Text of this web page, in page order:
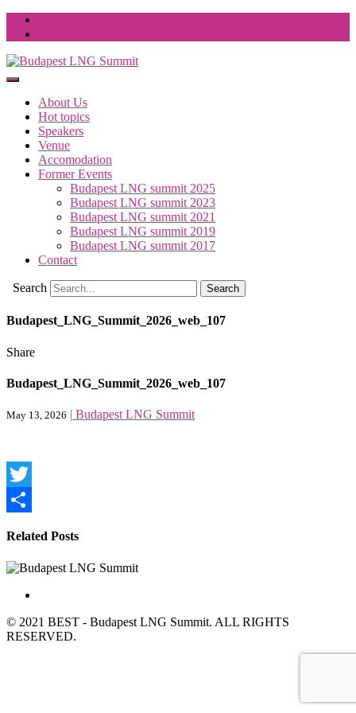
About Us
Hot topics
Speakers
Venue
Accomodation
Former Events
Budapest LNG summit 2025
Budapest LNG summit 2023
Budapest LNG summit 2021
Budapest LNG summit 2019
Budapest LNG summit 2017
Contact
Search
Budapest_LNG_Summit_2026_web_107
Share
Budapest_LNG_Summit_2026_web_107
May 13, 2026 | Budapest LNG Summit
Twitter
Related Posts
© 2021 BEST - Budapest LNG Summit. ALL RIGHTS
RESERVED.